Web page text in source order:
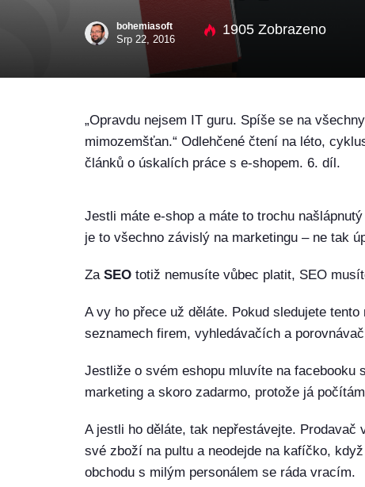
bohemiasoft
Srp 22, 2016
1905 Zobrazeno
„Opravdu nejsem IT guru. Spíše se na
mimozemšťan.“ Odlehčené čtení na léto,
článků o úskalích práce s e-shopem. 6. díl.
Jestli máte e-shop a máte to trochu
je to všechno závislý na marketingu – ne tak
Za SEO totiž nemusíte vůbec platit, SEO
A vy ho přece už děláte. Pokud sledujete
seznamech firem, vyhledávačích a
Jestliže o svém eshopu mluvíte na facebooku
marketing a skoro zadarmo, protože já
A jestli ho děláte, tak nepřestávejte. Prodavač
své zboží na pultu a neodejde na kafíčko,
obchodu s milým personálem se ráda vracím.